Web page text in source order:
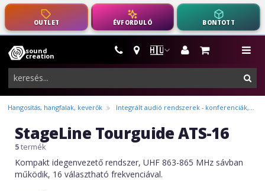
OUTLET ÉVFORDULÓ BONTOTT
🇭🇺
sound
creation
hangszerek,
pro-
audio
felszerelés
Hangosítás, hangfalak, keverők Integrált audió rendszerek - konferenciák,...
StageLine Tourguide ATS-16
5termék
Kompakt idegenvezető rendszer, UHF 863-865 MHz sávban
működik, 16 választható frekvenciával.